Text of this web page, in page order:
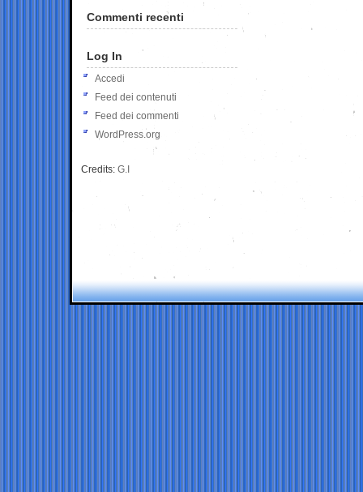
Commenti recenti
Log In
Accedi
Feed dei contenuti
Feed dei commenti
WordPress.org
Credits: G.I